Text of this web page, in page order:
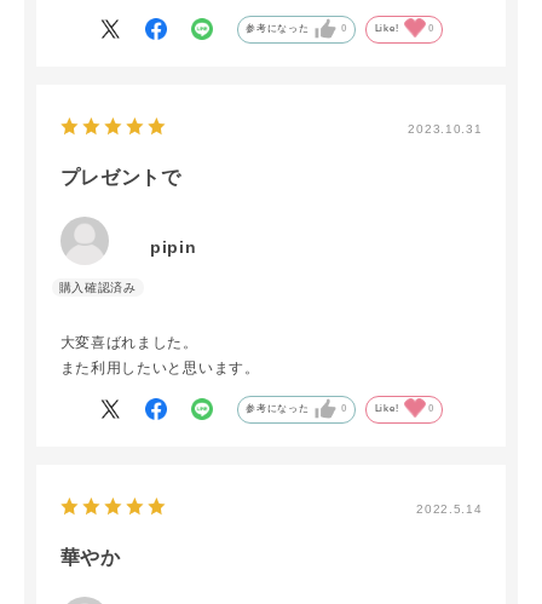
参考になった 0 Like! 0
2023.10.31
プレゼントで
pipin
大変喜ばれました。
また利用したいと思います。
参考になった 0 Like! 0
2022.5.14
華やか